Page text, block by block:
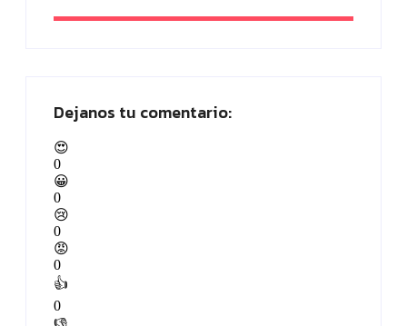
Dejanos tu comentario:
😍
0
😀
0
😢
0
😡
0
👍
0